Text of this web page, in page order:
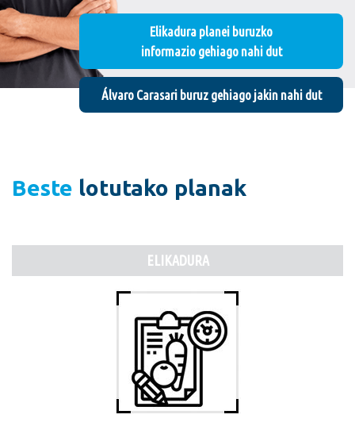
Elikadura planei buruzko
informazio gehiago nahi dut
Álvaro Carasari buruz gehiago jakin nahi dut
Beste lotutako planak
ELIKADURA